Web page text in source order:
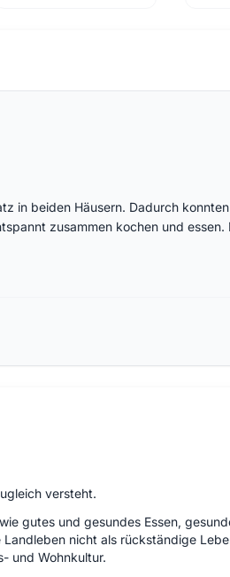
in beiden Häusern. Dadurch
zusammen kochen und essen.
versteht.
gutes und gesundes Essen,
nicht als rückständige
und Wohnkultur.